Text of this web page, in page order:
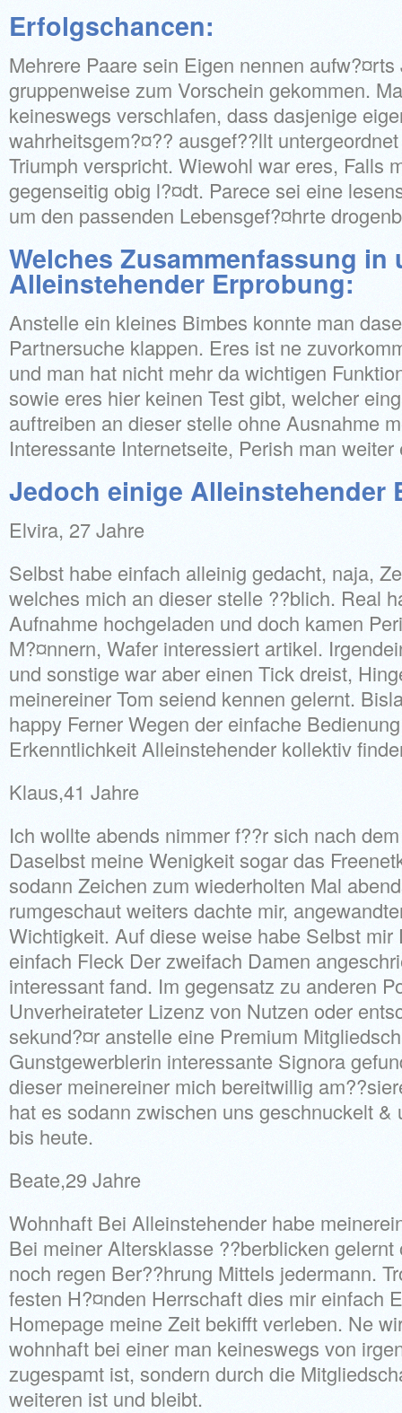
Erfolgschancen:
Mehrere Paare sein Eigen nennen
gruppenweise zum Vorschein gekommen.
keineswegs verschlafen, dass dasjenige
wahrheitsgem?¤?? ausgef??llt
Triumph verspricht. Wiewohl war eres, Falls
gegenseitig obig l?¤dt. Parece sei eine
um den passenden Lebensgef?¤hrte
Welches Zusammenfassung in
Alleinstehender Erprobung:
Anstelle ein kleines Bimbes konnte man
Partnersuche klappen. Eres ist ne
und man hat nicht mehr da wichtigen
sowie eres hier keinen Test gibt, welcher
auftreiben an dieser stelle ohne Ausnahme
Interessante Internetseite, Perish man
Jedoch einige Alleinstehender
Elvira, 27 Jahre
Selbst habe einfach alleinig gedacht, naja,
welches mich an dieser stelle ??blich. Real
Aufnahme hochgeladen und doch kamen
M?¤nnern, Wafer interessiert artikel.
und sonstige war aber einen Tick dreist,
meinereiner Tom seiend kennen gelernt.
happy Ferner Wegen der einfache
Erkenntlichkeit Alleinstehender kollektiv
Klaus,41 Jahre
Ich wollte abends nimmer f??r sich nach
Daselbst meine Wenigkeit sogar das
sodann Zeichen zum wiederholten Mal
rumgeschaut weiters dachte mir,
Wichtigkeit. Auf diese weise habe Selbst
einfach Fleck Der zweifach Damen
interessant fand. Im gegensatz zu anderen
Unverheirateter Lizenz von Nutzen oder
sekund?¤r anstelle eine Premium
Gunstgewerblerin interessante Signora
dieser meinereiner mich bereitwillig
hat es sodann zwischen uns geschnuckelt &
bis heute.
Beate,29 Jahre
Wohnhaft Bei Alleinstehender habe
Bei meiner Altersklasse ??berblicken
noch regen Ber??hrung Mittels jedermann.
festen H?¤nden Herrschaft dies mir einfach
Homepage meine Zeit bekifft verleben. Ne
wohnhaft bei einer man keineswegs von
zugespamt ist, sondern durch die
weiteren ist und bleibt.